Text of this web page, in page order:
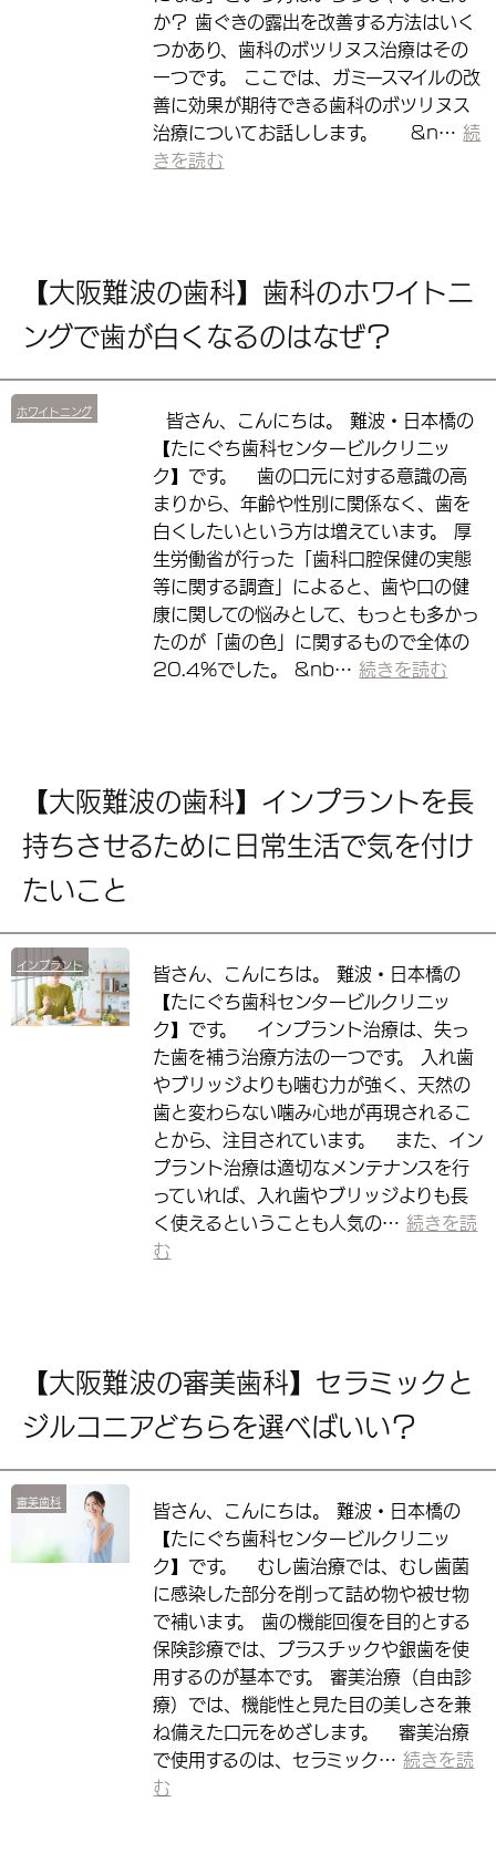
か？ 歯ぐきの露出を改善する方法はいく
つかあり、歯科のボツリヌス治療はその
一つです。 ここでは、ガミースマイルの改
善に効果が期待できる歯科のボツリヌス
治療についてお話しします。 &n…続
きを読む
【大阪難波の歯科】歯科のホワイトニ
ングで歯が白くなるのはなぜ？
ホワイトニング
皆さん、こんにちは。 難波・日本橋の
【たにぐち歯科センタービルクリニッ
ク】です。 歯の口元に対する意識の高
まりから、年齢や性別に関係なく、歯を
白くしたいという方は増えています。 厚
生労働省が行った「歯科口腔保健の実態
等に関する調査」によると、歯や口の健
康に関しての悩みとして、もっとも多かっ
たのが「歯の色」に関するもので全体の
20.4%でした。 &nb…続きを読む
【大阪難波の歯科】インプラントを長
持ちさせるために日常生活で気を付け
たいこと
インプラント
皆さん、こんにちは。 難波・日本橋の
【たにぐち歯科センタービルクリニッ
ク】です。 インプラント治療は、失っ
た歯を補う治療方法の一つです。 入れ歯
やブリッジよりも噛む力が強く、天然の
歯と変わらない噛み心地が再現されるこ
とから、注目されています。 また、イン
プラント治療は適切なメンテナンスを行
っていれば、入れ歯やブリッジよりも長
く使えるということも人気の…続きを読
む
【大阪難波の審美歯科】セラミックと
ジルコニアどちらを選べばいい？
審美歯科
皆さん、こんにちは。 難波・日本橋の
【たにぐち歯科センタービルクリニッ
ク】です。 むし歯治療では、むし歯菌
に感染した部分を削って詰め物や被せ物
で補います。 歯の機能回復を目的とする
保険診療では、プラスチックや銀歯を使
用するのが基本です。 審美治療（自由診
療）では、機能性と見た目の美しさを兼
ね備えた口元をめざします。 審美治療
で使用するのは、セラミック…続きを読
む